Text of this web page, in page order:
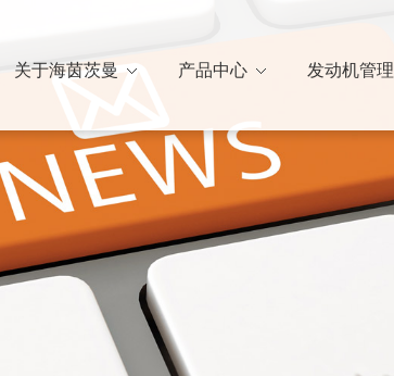
关于海茵茨曼 产品中心 发动机管理